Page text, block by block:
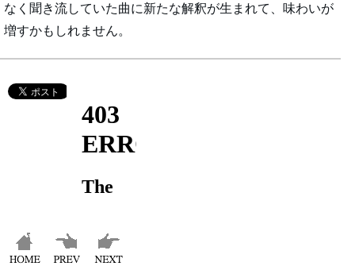
なく聞き流していた曲に新たな解釈が生まれて、味わいが
増すかもしれません。